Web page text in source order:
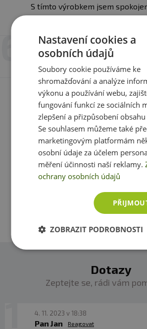
Doporučené dávkování:Užívejte 1
nejlépe před spaním. Užívejte zinek v
s magnesiem, například sProm-In
Bisglycinate.
: 120 tablet
Denní dávka : 1 tableta
Počet dávek v balení
Minimální trvanlivost:Viz obal
sportovce. Není náhradou pestré
doporučené denní dávkování.
dětí! není vhodné pro děti, těhotné a
přímému slunečnímu záření. Chraňte
Výrobce, ani prodávající neručí za
S tímto výrobkem jsem
dlouhou dobu.
26. 2. 2026 v 20:30
Monika Šmídová
Máte s produktem zkušenost?
pomozte tak ostatním zákazníkům
Děkujeme :-)
Přidat vlastní
Dotazy
Zeptejte se, rádi vám
4. 11. 2023 v 18:38
Pan Jan Reagovat
Nastavení cookies a
osobních údajů
Soubory cookie používáme ke
shromažďování a analýze
výkonu a používání webu,
fungování funkcí ze sociálních
zlepšení a přizpůsobení
Se souhlasem můžeme také
marketingovým platformám
osobní údaje za účelem
měření účinnosti naší reklamy.
ochrany osobních údajů
ZOBRAZIT PODROBNOSTI